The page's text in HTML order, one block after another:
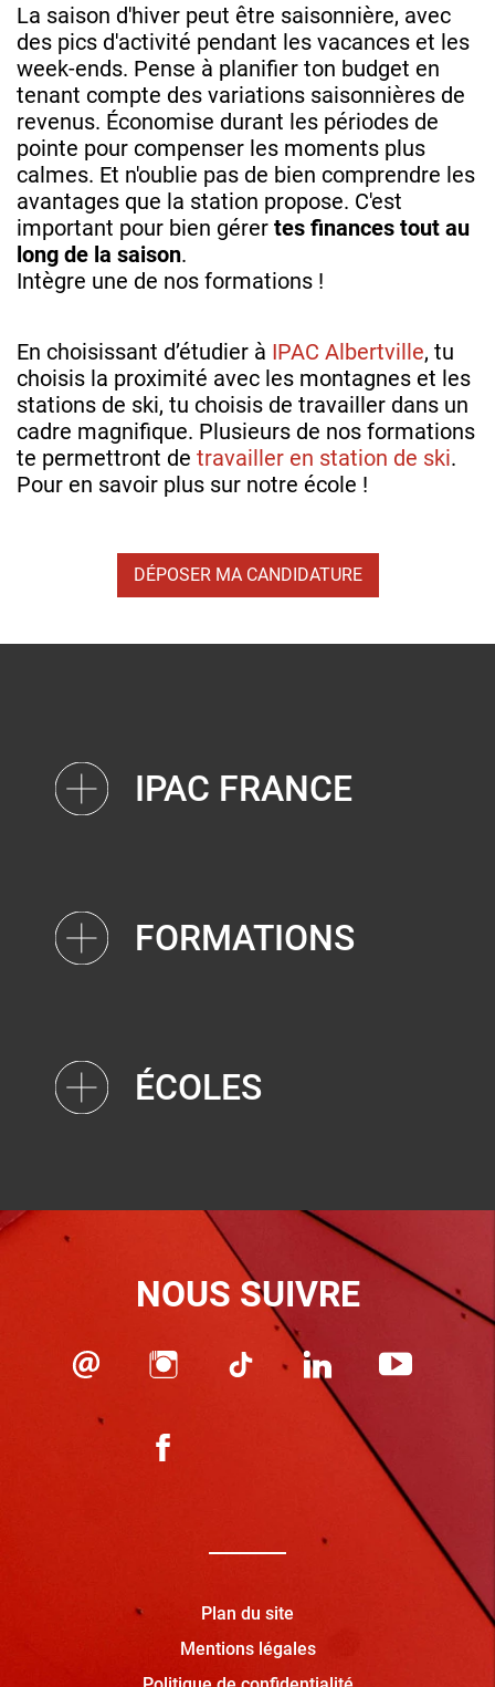
La saison d'hiver peut être saisonnière, avec
des pics d'activité pendant les vacances et les
week-ends. Pense à planifier ton budget en
tenant compte des variations saisonnières de
revenus. Économise durant les périodes de
pointe pour compenser les moments plus
calmes. Et n'oublie pas de bien comprendre les
avantages que la station propose. C'est
important pour bien gérer tes finances tout au
long de la saison.
Intègre une de nos formations !
En choisissant d’étudier à IPAC Albertville, tu
choisis la proximité avec les montagnes et les
stations de ski, tu choisis de travailler dans un
cadre magnifique. Plusieurs de nos formations
te permettront de travailler en station de ski.
Pour en savoir plus sur notre école !
DÉPOSER MA CANDIDATURE
IPAC FRANCE
FORMATIONS
ÉCOLES
NOUS SUIVRE
Plan du site
Mentions légales